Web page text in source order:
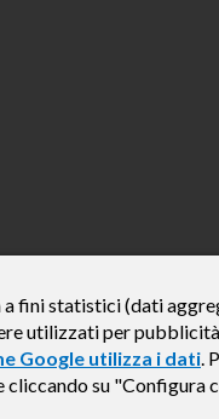
al 15/01/2027 come da
dal Consumatore € 920.
il contratto, di
statistici (dati
utilizzati per
Google utilizza i dati.
su "Configura